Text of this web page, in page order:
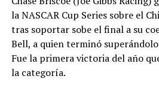
la NASCAR Cup Series sobre el
tras soportar sobe el final a su
Bell, a quien terminó
Fue la primera victoria del año
la categoría.